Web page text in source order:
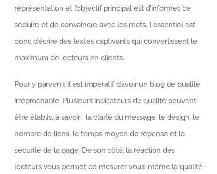
représentation et l’objectif principal est d’informer, de
séduire et de convaincre avec les mots. L’essentiel est
donc d’écrire des textes captivants qui convertissent le
maximum de lecteurs en clients.
Pour y parvenir, il est impératif d’avoir un blog de qualité
irréprochable. Plusieurs indicateurs de qualité peuvent
être établis, à savoir : la clarté du message, le design, le
nombre de liens, le temps moyen de réponse et la
sécurité de la page. De son côté, la réaction des
lecteurs vous permet de mesurer vous-même la qualité